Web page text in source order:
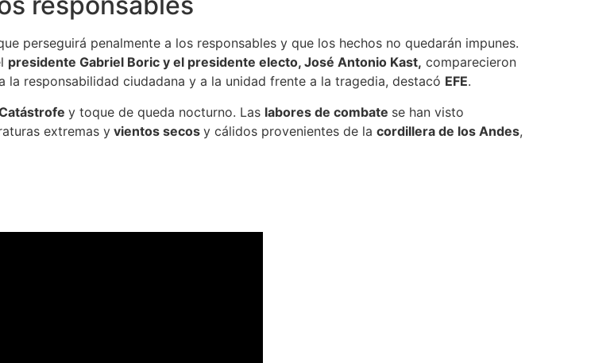
perseguirá penalmente a los responsables y que los hechos no quedarán impunes.
presidente Gabriel Boric y el presidente electo, José Antonio Kast, comparecieron
responsabilidad ciudadana y a la unidad frente a la tragedia, destacó EFE.
y toque de queda nocturno. Las labores de combate se han visto
extremas yvientos secos y cálidos provenientes de la cordillera de los Andes,